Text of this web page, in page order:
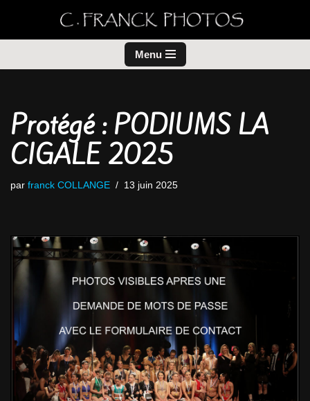
Aller
contenu
Menu
Protégé : PODIUMS LA
CIGALE 2025
par franck COLLANGE 13 juin 2025